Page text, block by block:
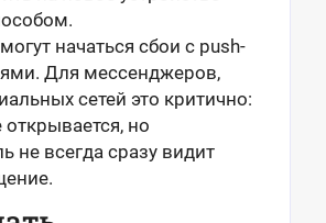
начаться сбои с push-
Для мессенджеров,
сетей это критично:
но
не всегда сразу видит